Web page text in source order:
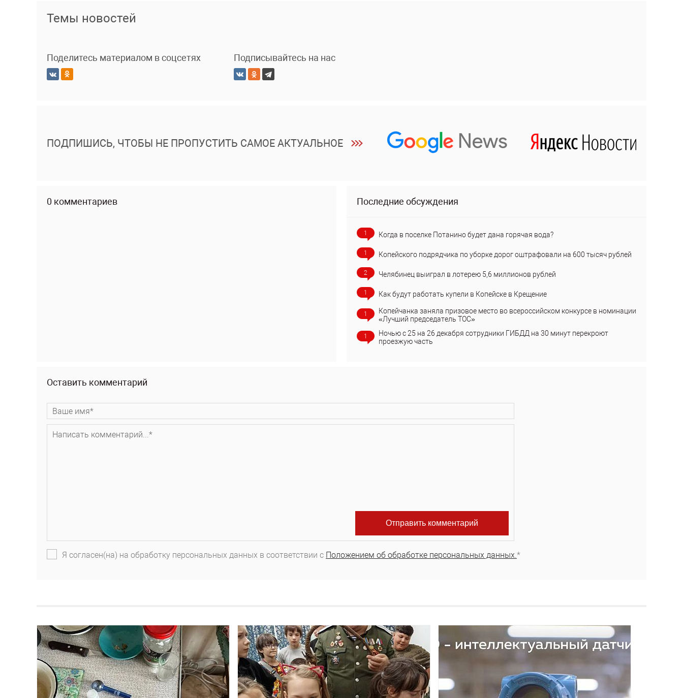
Темы новостей
Поделитесь материалом в соцсетях Подписывайтесь на нас
ПОДПИШИСЬ, ЧТОБЫ НЕ ПРОПУСТИТЬ САМОЕ АКТУАЛЬНОЕ
0 комментариев Последние обсуждения
1 Когда в поселке Потанино будет дана горячая вода?
1 Копейского подрядчика по уборке дорог оштрафовали на 600 тысяч рублей
2 Челябинец выиграл в лотерею 5,6 миллионов рублей
1 Как будут работать купели в Копейске в Крещение
1
Копейчанка заняла призовое место во всероссийском конкурсе в номинации
«Лучший председатель ТОС»
1
Ночью с 25 на 26 декабря сотрудники ГИБДД на 30 минут перекроют
проезжую часть
Оставить комментарий
Я согласен(на) на обработку персональных данных в соответствии с Положением об обработке персональных данных.*